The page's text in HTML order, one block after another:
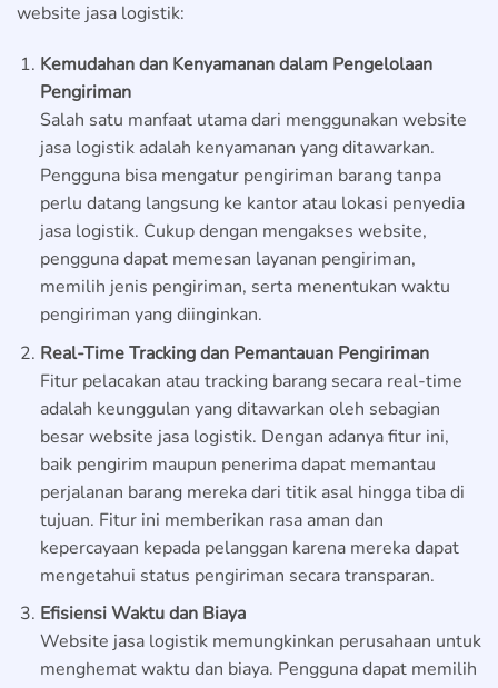
website jasa logistik:
Kemudahan dan Kenyamanan dalam Pengelolaan
Pengiriman
Salah satu manfaat utama dari menggunakan website
jasa logistik adalah kenyamanan yang ditawarkan.
Pengguna bisa mengatur pengiriman barang tanpa
perlu datang langsung ke kantor atau lokasi penyedia
jasa logistik. Cukup dengan mengakses website,
pengguna dapat memesan layanan pengiriman,
memilih jenis pengiriman, serta menentukan waktu
pengiriman yang diinginkan.
Real-Time Tracking dan Pemantauan Pengiriman
Fitur pelacakan atau tracking barang secara real-time
adalah keunggulan yang ditawarkan oleh sebagian
besar website jasa logistik. Dengan adanya fitur ini,
baik pengirim maupun penerima dapat memantau
perjalanan barang mereka dari titik asal hingga tiba di
tujuan. Fitur ini memberikan rasa aman dan
kepercayaan kepada pelanggan karena mereka dapat
mengetahui status pengiriman secara transparan.
Efisiensi Waktu dan Biaya
Website jasa logistik memungkinkan perusahaan untuk
menghemat waktu dan biaya. Pengguna dapat memilih